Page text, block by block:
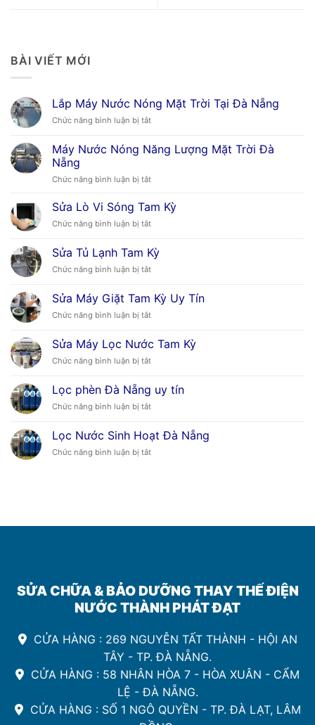
BÀI VIẾT MỚI
Lắp Máy Nước Nóng Mặt Trời Tại Đà Nẵng
Chức năng bình luận bị tắtở
Máy
Nước
Mặt
Tại
Nẵng
Máy Nước Nóng Năng Lượng Mặt Trời Đà
Nẵng
Chức năng bình luận bị tắtở
Nước
Năng
Mặt
Trời
Đà
Sửa Lò Vi Sóng Tam Kỳ
Chức năng bình luận bị tắtở
Lò
Vi
Sóng
Kỳ
Sửa Tủ Lạnh Tam Kỳ
Chức năng bình luận bị tắtở
Tủ
Lạnh
Tam
Sửa Máy Giặt Tam Kỳ Uy Tín
Chức năng bình luận bị tắtở
Máy
Giặt
Tam
Uy
Tín
Sửa Máy Lọc Nước Tam Kỳ
Chức năng bình luận bị tắtở
Lọc
Nước
Kỳ
Lọc phèn Đà Nẵng uy tín
Chức năng bình luận bị tắtở
phèn
Đà
Nẵng
Lọc Nước Sinh Hoạt Đà Nẵng
Chức năng bình luận bị tắtở
SỬA CHỮA & BẢO DƯỠNG THAY THẾ ĐIỆN
NƯỚC THÀNH PHÁT ĐẠT
CỬA HÀNG : 269 NGUYỄN TẤT THÀNH - HỘI AN
TÂY - TP. ĐÀ NẴNG.
CỬA HÀNG : 58 NHÂN HÒA 7 - HÒA XUÂN - CẨM
LỆ - ĐÀ NẴNG.
CỬA HÀNG : SỐ 1 NGÔ QUYỀN - TP. ĐÀ LẠT, LÂM